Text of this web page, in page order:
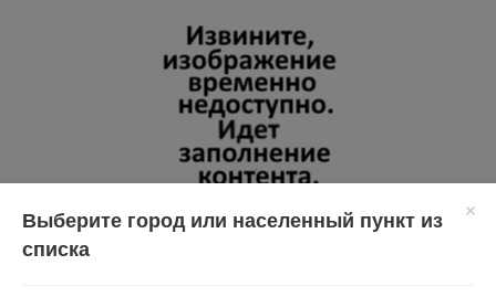
Выберите город или населенный пункт из
списка